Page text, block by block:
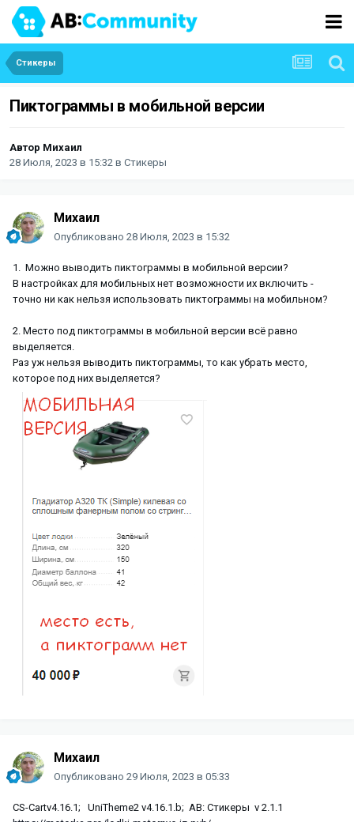
Стикеры
Пиктограммы в мобильной версии
Автор Михаил
28 Июля, 2023 в 15:32 в Стикеры
Михаил
Опубликовано 28 Июля, 2023 в 15:32
1. Можно выводить пиктограммы в мобильной версии?
В настройках для мобильных нет возможности их включить -
точно ни как нельзя использовать пиктограммы на мобильном?
2. Место под пиктограммы в мобильной версии всё равно
выделяется.
Раз уж нельзя выводить пиктограммы, то как убрать место,
которое под них выделяется?
Михаил
Опубликовано 29 Июля, 2023 в 05:33
CS-Cartv4.16.1; UniTheme2 v4.16.1.b; АВ: Стикеры v 2.1.1